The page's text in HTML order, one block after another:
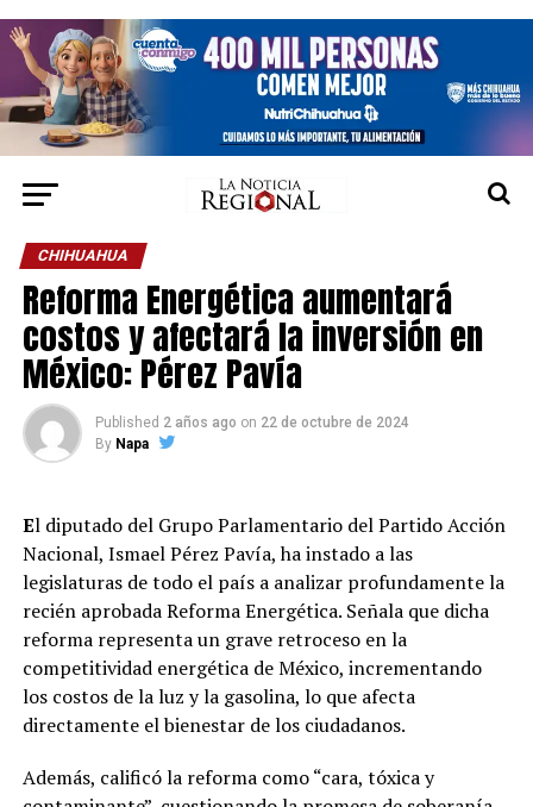
CHIHUAHUA
Reforma Energética aumentará
costos y afectará la inversión en
México: Pérez Pavía
Published 2 años ago on 22 de octubre de 2024
By Napa
El diputado del Grupo Parlamentario del Partido Acción
Nacional, Ismael Pérez Pavía, ha instado a las
legislaturas de todo el país a analizar profundamente la
recién aprobada Reforma Energética. Señala que dicha
reforma representa un grave retroceso en la
competitividad energética de México, incrementando
los costos de la luz y la gasolina, lo que afecta
directamente el bienestar de los ciudadanos.
Además, calificó la reforma como “cara, tóxica y